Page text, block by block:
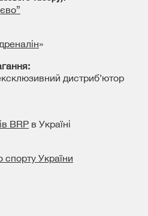
»
дистриб’ютор
BRP в Україні
спорту України